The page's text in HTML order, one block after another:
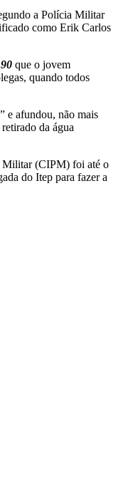
a Polícia Militar
como Erik Carlos
que o jovem
quando todos
e afundou, não mais
da água
Militar (CIPM) foi até o
do Itep para fazer a